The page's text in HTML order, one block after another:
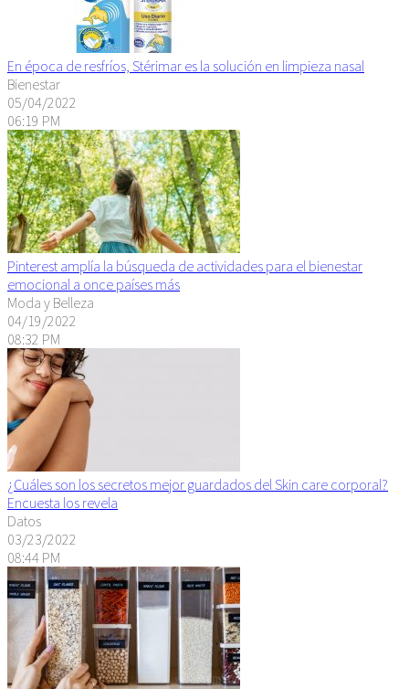
En época de resfríos, Stérimar es la solución en limpieza nasal
Bienestar
05/04/2022
06:19 PM
Pinterest amplía la búsqueda de actividades para el bienestar
emocional a once países más
Moda y Belleza
04/19/2022
08:32 PM
¿Cuáles son los secretos mejor guardados del Skin care corporal?
Encuesta los revela
Datos
03/23/2022
08:44 PM